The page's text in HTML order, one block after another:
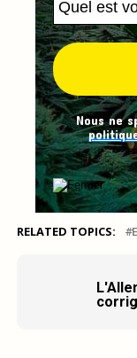
Nous ne
RELATED TOPICS: